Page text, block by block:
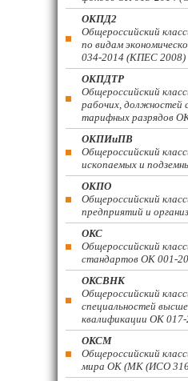
ОКПД2
Общероссийский
по видам
034-2014 (КПЕС 2008)
ОКПДТР
Общероссийский
рабочих, должностей
тарифных разрядов
ОКПИиПВ
Общероссийский
ископаемых и
ОКПО
Общероссийский
предприятий и
ОКС
Общероссийский
стандартов ОК 001-
ОКСВНК
Общероссийский
специальностей
квалификации ОК 017-
ОКСМ
Общероссийский
мира ОК (МК (ИСО